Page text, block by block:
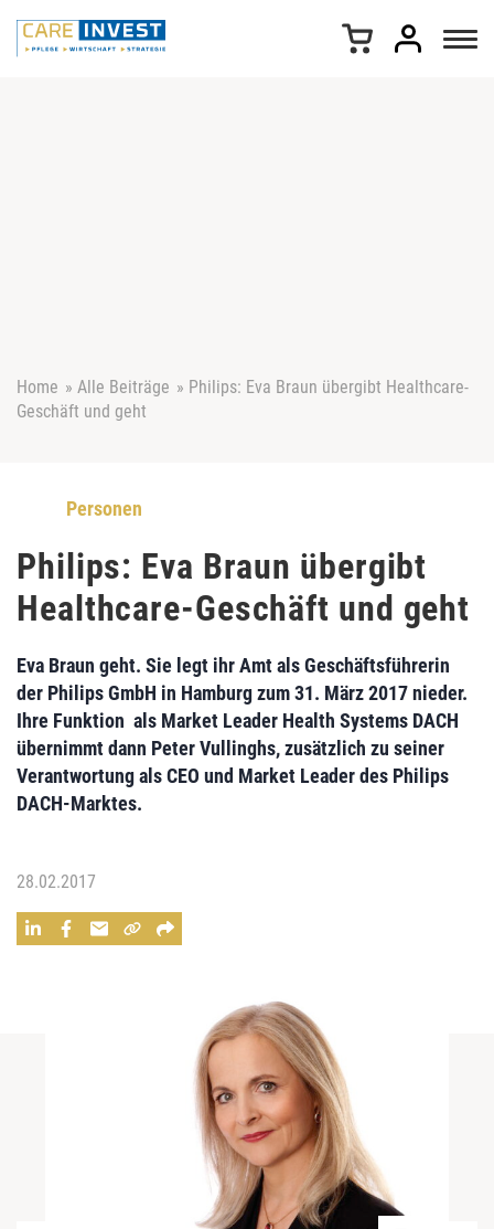
Home » Alle Beiträge » Philips: Eva Braun übergibt Healthcare-
Geschäft und geht
Personen
Philips: Eva Braun übergibt
Healthcare-Geschäft und geht
Eva Braun geht. Sie legt ihr Amt als Geschäftsführerin
der Philips GmbH in Hamburg zum 31. März 2017 nieder.
Ihre Funktion als Market Leader Health Systems DACH
übernimmt dann Peter Vullinghs, zusätzlich zu seiner
Verantwortung als CEO und Market Leader des Philips
DACH-Marktes.
28.02.2017